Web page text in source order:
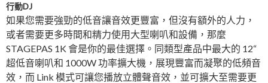
行動DJ
如果您需要強勁的低音讓音效更豐富，但沒有額外的人力，
或者需要更多時間和精力使用大型喇叭和設備，那麼
STAGEPAS 1K 會是你的最佳選擇。同類型產品中最大的 12“
超低音喇叭和 1000W 功率擴大機，展現豐富而凝聚的低頻音
效，而 Link 模式可讓您播放立體聲音效，並可擴大至需要更